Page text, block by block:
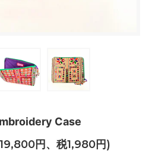
Case
円、税1,980円)